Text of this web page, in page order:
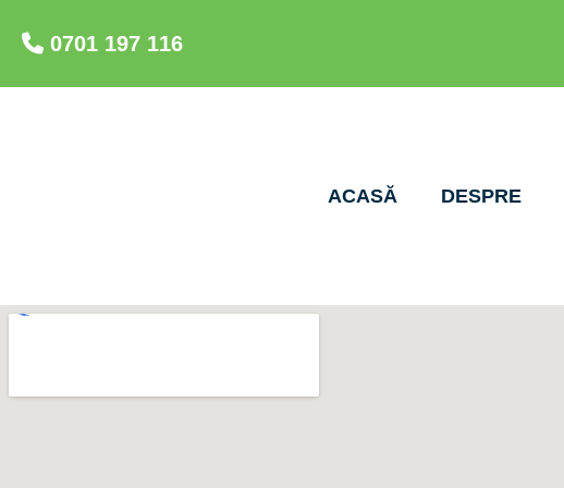
0701 197 116
ACASĂ DESPRE